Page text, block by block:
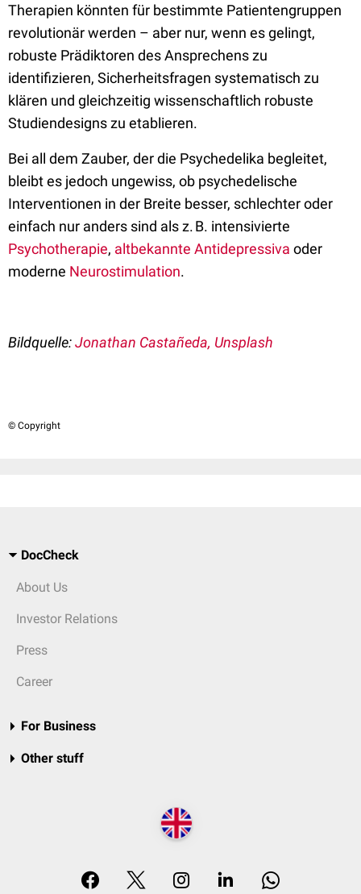
Therapien könnten für bestimmte Patientengruppen
revolutionär werden – aber nur, wenn es gelingt,
robuste Prädiktoren des Ansprechens zu
identifizieren, Sicherheitsfragen systematisch zu
klären und gleichzeitig wissenschaftlich robuste
Studiendesigns zu etablieren.
Bei all dem Zauber, der die Psychedelika begleitet,
bleibt es jedoch ungewiss, ob psychedelische
Interventionen in der Breite besser, schlechter oder
einfach nur anders sind als z. B. intensivierte
Psychotherapie, altbekannte Antidepressiva oder
moderne Neurostimulation.
Bildquelle:Jonathan Castañeda, Unsplash
© Copyright
DocCheck
About Us
Investor Relations
Press
Career
For Business
Other stuff